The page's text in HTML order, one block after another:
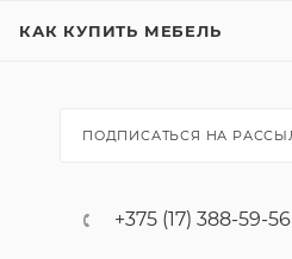
КАК КУПИТЬ МЕБЕЛЬ
ПОДПИСАТЬСЯ НА
+375 (17) 388-59-56